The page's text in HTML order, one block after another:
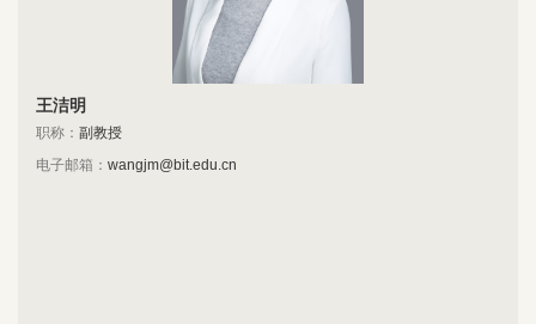
王洁明
职称： 副教授
电子邮箱： wangjm@bit.edu.cn